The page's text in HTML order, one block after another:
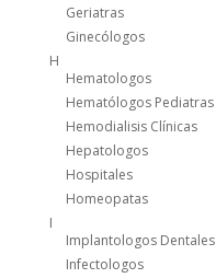
Geriatras
Ginecólogos
H
Hematologos
Hematólogos Pediatras
Hemodialisis Clínicas
Hepatologos
Hospitales
Homeopatas
I
Implantologos Dentales
Infectologos